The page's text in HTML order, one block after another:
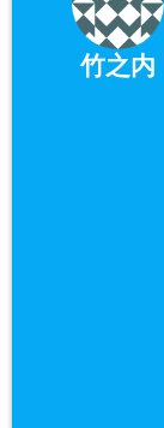
竹之内